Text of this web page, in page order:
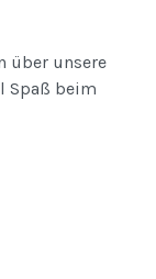
über unsere
Spaß beim